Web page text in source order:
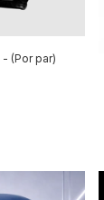
- (Por par)